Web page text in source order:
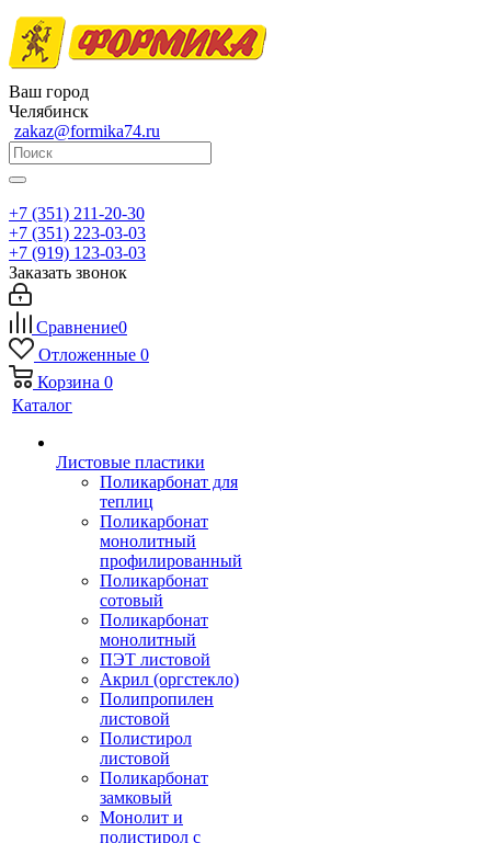
Ваш город
Челябинск
zakaz@formika74.ru
+7 (351) 211-20-30
+7 (351) 223-03-03
+7 (919) 123-03-03
Заказать звонок
Сравнение0
Отложенные 0
Корзина 0
Каталог
Листовые пластики
Поликарбонат для
теплиц
Поликарбонат
монолитный
профилированный
Поликарбонат
сотовый
Поликарбонат
монолитный
ПЭТ листовой
Акрил (оргстекло)
Полипропилен
листовой
Полистирол
листовой
Поликарбонат
замковый
Монолит и
полистирол с